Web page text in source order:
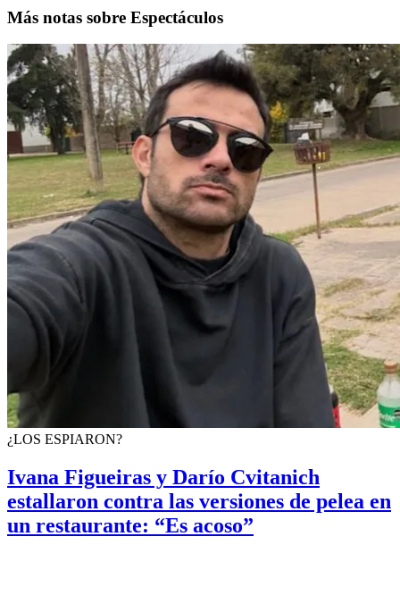
Más notas sobre Espectáculos
¿LOS ESPIARON?
Ivana Figueiras y Darío Cvitanich
estallaron contra las versiones de pelea en
un restaurante: “Es acoso”